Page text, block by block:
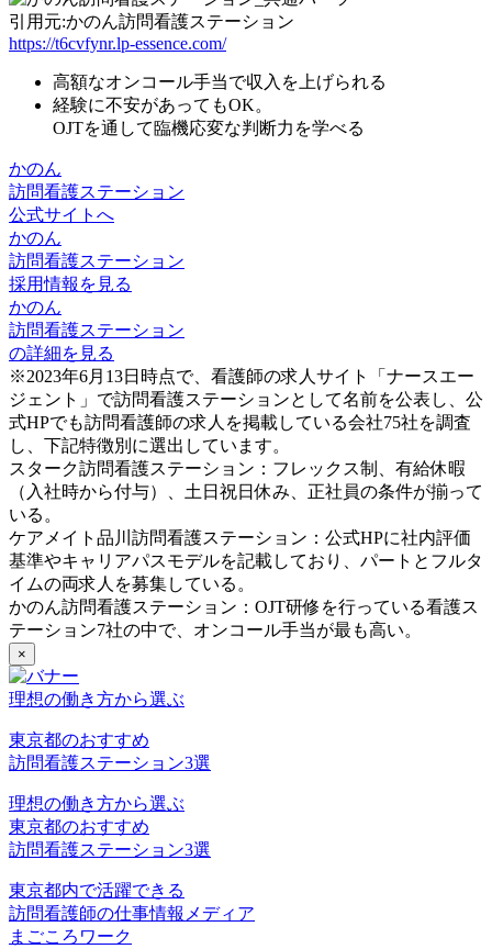
引用元:かのん訪問看護ステーション
https://t6cvfynr.lp-essence.com/
高額なオンコール手当で収入を上げられる
経験に不安があってもOK。
OJTを通して臨機応変な判断力を学べる
かのん
訪問看護ステーション
公式サイトへ
かのん
訪問看護ステーション
採用情報を見る
かのん
訪問看護ステーション
の詳細を見る
※2023年6月13日時点で、看護師の求人サイト「ナースエー
ジェント」で訪問看護ステーションとして名前を公表し、公
式HPでも訪問看護師の求人を掲載している会社75社を調査
し、下記特徴別に選出しています。
スターク訪問看護ステーション：フレックス制、有給休暇
（入社時から付与）、土日祝日休み、正社員の条件が揃って
いる。
ケアメイト品川訪問看護ステーション：公式HPに社内評価
基準やキャリアパスモデルを記載しており、パートとフルタ
イムの両求人を募集している。
かのん訪問看護ステーション：OJT研修を行っている看護ス
テーション7社の中で、オンコール手当が最も高い。
×
理想の働き方から選ぶ
東京都のおすすめ
訪問看護ステーション3選
理想の働き方から選ぶ
東京都のおすすめ
訪問看護ステーション3選
東京都内で活躍できる
訪問看護師の仕事情報メディア
まごころワーク